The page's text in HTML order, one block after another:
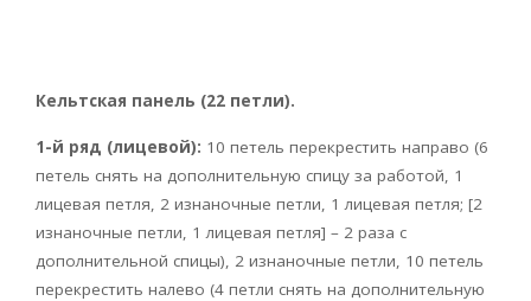
Кельтская панель (22 петли).
1-й ряд (лицевой): 10 петель перекрестить направо (6
петель снять на дополнительную спицу за работой, 1
лицевая петля, 2 изнаночные петли, 1 лицевая петля; [2
изнаночные петли, 1 лицевая петля] – 2 раза с
дополнительной спицы), 2 изнаночные петли, 10 петель
перекрестить налево (4 петли снять на дополнительную